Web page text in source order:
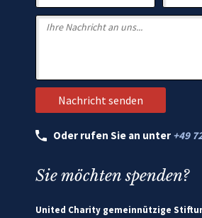
Oder rufen Sie an unter +49
Sie möchten spenden?
United Charity gemeinnützige